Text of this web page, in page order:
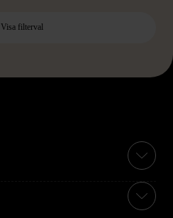
Visa filterval